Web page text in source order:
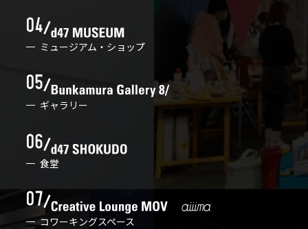
ミュージアム・ショップ
ギャラリー
食堂
コワーキングスペース